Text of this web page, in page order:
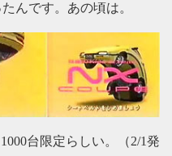
んです。あの頃は。
台限定らしい。（2/1発